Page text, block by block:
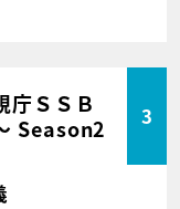
庁ＳＳＢ
Season2
3